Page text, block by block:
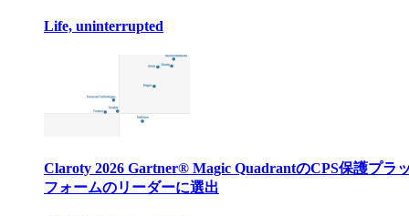
Life, uninterrupted
Claroty 2026 Gartner® Magic QuadrantのCPS保護プラ
フォームのリーダーに選出